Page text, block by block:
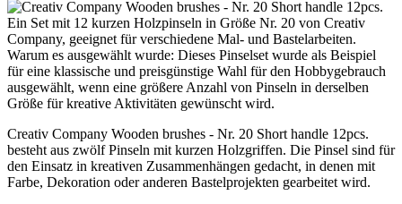
Ein Set mit 12 kurzen Holzpinseln in Größe Nr. 20 von Creativ
Company, geeignet für verschiedene Mal- und Bastelarbeiten.
Warum es ausgewählt wurde: Dieses Pinselset wurde als Beispiel
für eine klassische und preisgünstige Wahl für den Hobbygebrauch
ausgewählt, wenn eine größere Anzahl von Pinseln in derselben
Größe für kreative Aktivitäten gewünscht wird.
Creativ Company Wooden brushes - Nr. 20 Short handle 12pcs.
besteht aus zwölf Pinseln mit kurzen Holzgriffen. Die Pinsel sind für
den Einsatz in kreativen Zusammenhängen gedacht, in denen mit
Farbe, Dekoration oder anderen Bastelprojekten gearbeitet wird.